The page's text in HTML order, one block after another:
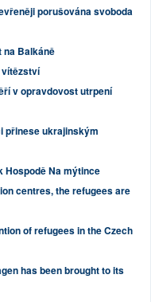
porušována svoboda
na Balkáně
v opravdovost utrpení
přinese ukrajinským
Hospodě Na mýtince
centres, the refugees are
of refugees in the Czech
has been brought to its